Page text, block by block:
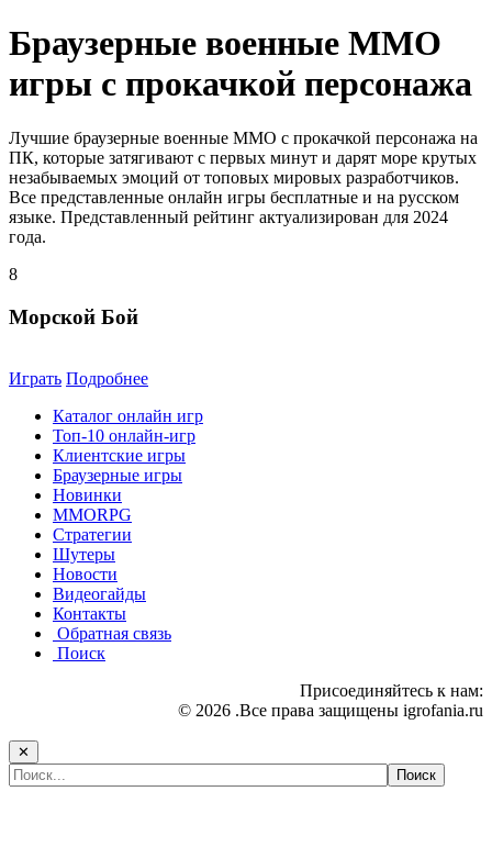
Браузерные военные MMO
игры с прокачкой персонажа
Лучшие браузерные военные MMO с прокачкой персонажа на
ПК, которые затягивают с первых минут и дарят море крутых
незабываемых эмоций от топовых мировых разработчиков.
Все представленные онлайн игры бесплатные и на русском
языке. Представленный рейтинг актуализирован для 2024
года.
8
Морской Бой
Играть Подробнее
Каталог онлайн игр
Топ-10 онлайн-игр
Клиентские игры
Браузерные игры
Новинки
MMORPG
Стратегии
Шутеры
Новости
Видеогайды
Контакты
Обратная связь
Поиск
Присоединяйтесь к нам:
© 2026 .Все права защищены igrofania.ru
✕